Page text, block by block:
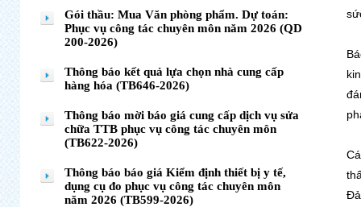
Gói thầu: Mua Văn phòng phẩm. Dự toán:
Phục vụ công tác chuyên môn năm 2026 (QD
200-2026)
Thông báo kết quả lựa chọn nhà cung cấp
hàng hóa (TB646-2026)
Thông báo mời báo giá cung cấp dịch vụ sửa
chữa TTB phục vụ công tác chuyên môn
(TB622-2026)
Thông báo báo giá Kiểm định thiết bị y tế,
dụng cụ đo phục vụ công tác chuyên môn
năm 2026 (TB599-2026)